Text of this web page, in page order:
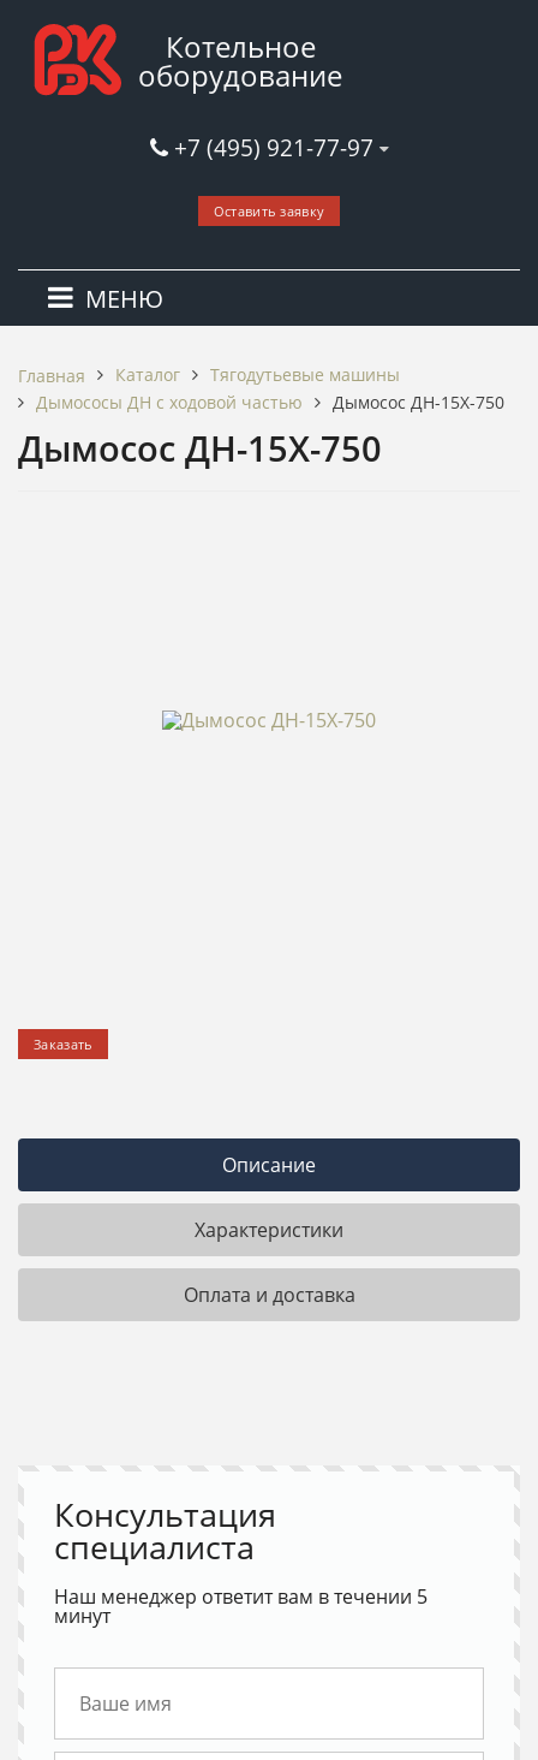
Котельное
оборудование
+7 (495) 921-77-97
Оставить заявку
МЕНЮ
Главная Каталог
Тягодутьевые машины
Дымососы ДН c ходовой частью
Дымосос ДН-15Х-750
Дымосос ДН-15Х-750
Заказать
Описание
Характеристики
Оплата и доставка
Консультация
специалиста
Наш менеджер ответит вам в течении 5
минут